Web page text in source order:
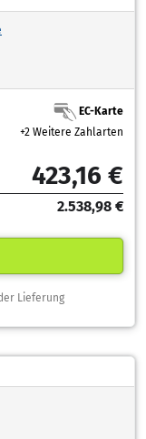
EC-Karte
+2 Weitere Zahlarten
423,16 €
2.538,98 €
Lieferung